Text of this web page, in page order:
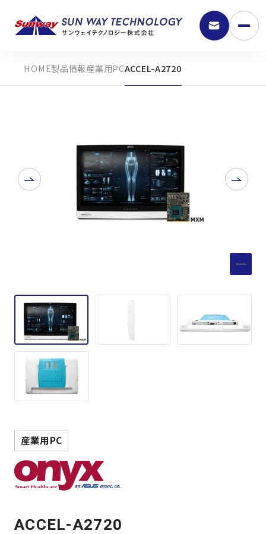
9:30 - 18:00
取扱メーカー
サービス
事例
サポート
会社案内
製品情報産業用PCACCEL-A2720
産業用PC
ACCEL-A2720